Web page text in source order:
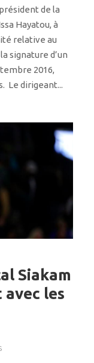
de la
Hayatou, à
relative au
signature d’un
2016,
Le dirigeant...
Siakam
les